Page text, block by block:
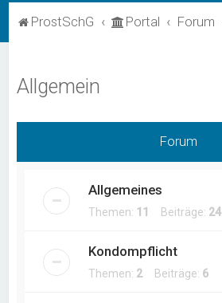
ProstSchG Portal Forum
Allgemein
Forum
Allgemeines
Themen: 11 Beiträge: 24
Kondompflicht
Themen: 2Beiträge: 6